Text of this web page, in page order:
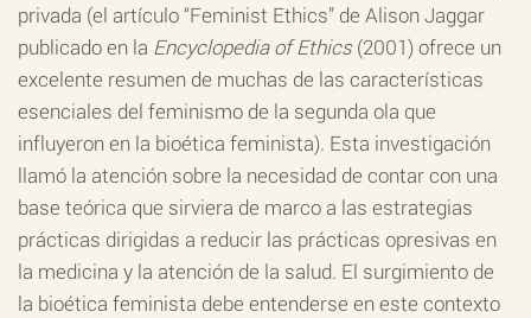
privada (el artículo “Feminist Ethics” de Alison Jaggar
publicado en la Encyclopedia of Ethics(2001) ofrece un
excelente resumen de muchas de las características
esenciales del feminismo de la segunda ola que
influyeron en la bioética feminista). Esta investigación
llamó la atención sobre la necesidad de contar con una
base teórica que sirviera de marco a las estrategias
prácticas dirigidas a reducir las prácticas opresivas en
la medicina y la atención de la salud. El surgimiento de
la bioética feminista debe entenderse en este contexto